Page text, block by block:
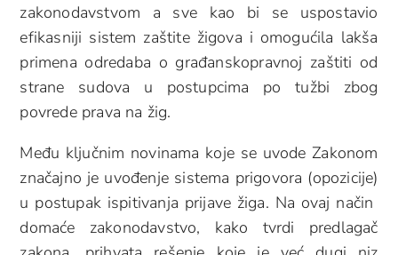
zakonodavstvom a sve kao bi se uspostavio
efikasniji sistem zaštite žigova i omogućila lakša
primena odredaba o građanskopravnoj zaštiti od
strane sudova u postupcima po tužbi zbog
povrede prava na žig.
Među ključnim novinama koje se uvode Zakonom
značajno je uvođenje sistema prigovora (opozicije)
u postupak ispitivanja prijave žiga. Na ovaj način
domaće zakonodavstvo, kako tvrdi predlagač